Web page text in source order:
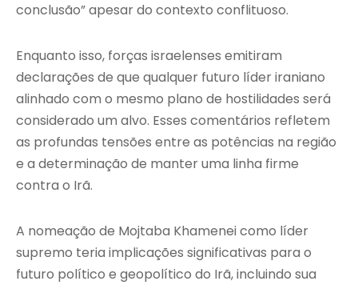
conclusão” apesar do contexto conflituoso.
Enquanto isso, forças israelenses emitiram
declarações de que qualquer futuro líder iraniano
alinhado com o mesmo plano de hostilidades será
considerado um alvo. Esses comentários refletem
as profundas tensões entre as potências na região
e a determinação de manter uma linha firme
contra o Irã.
A nomeação de Mojtaba Khamenei como líder
supremo teria implicações significativas para o
futuro político e geopolítico do Irã, incluindo sua